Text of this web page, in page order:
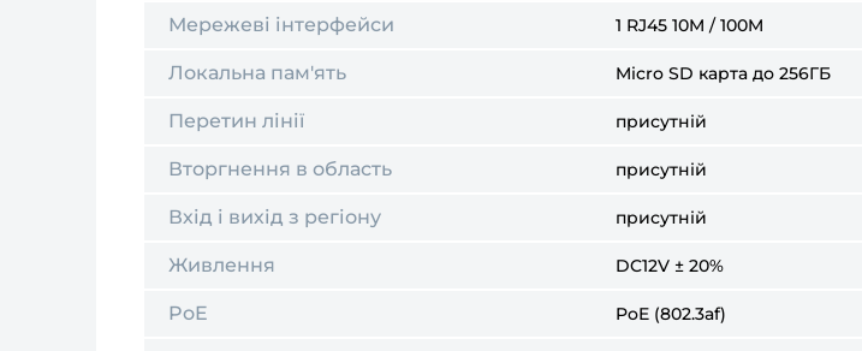
Мережеві інтерфейси 1 RJ45 10M / 100M
Локальна пам'ять Micro SD карта до 256ГБ
Перетин лінії присутній
Вторгнення в область присутній
Вхід і вихід з регіону присутній
Живлення DC12V ± 20%
PoE PoE (802.3af)